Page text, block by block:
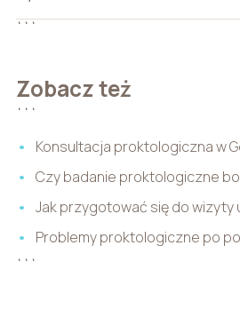
```
Zobacz też
```
Konsultacja proktologiczna w
Czy badanie proktologiczne
Jak przygotować się do wizyty
Problemy proktologiczne po
```